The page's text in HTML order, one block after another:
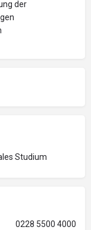
der
Studium
0228 5500 4000